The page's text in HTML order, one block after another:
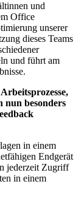
und
Office
unserer
dieses Teams
und führt am
nun besonders
in einem
Endgerät
jederzeit Zugriff
in einem